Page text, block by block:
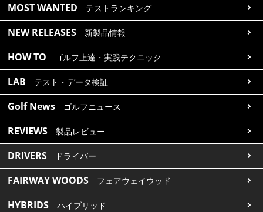
MOST WANTED テストランキング
NEW RELEASES 新製品情報
HOW TO ゴルフ上達・実践テクニック
LAB テスト・データ検証
Golf News ゴルフニュース
REVIEWS 製品レビュー
DRIVERS ドライバー
FAIRWAY WOODS フェアウェイウッド
HYBRIDS ハイブリッド